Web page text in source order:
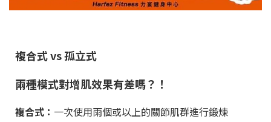
複合式 vs 孤立式
兩種模式對增肌效果有差嗎？！
複合式： 一次使用雨個或以上的關節肌群進行鍛煉